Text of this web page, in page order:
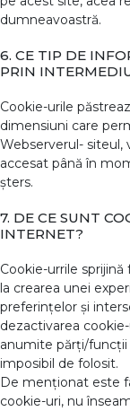
dumneavoastră.
6. CE TIP DE
PRIN
Cookie-urile
dimensiuni care
Webserverul- siteul,
accesat până în
șters.
7. DE CE SUNT
INTERNET?
Cookie-urrile
la crearea unei
preferințelor și
dezactivarea
anumite părți/funcții
imposibil de folosit.
De menționat este
cookie-uri, nu